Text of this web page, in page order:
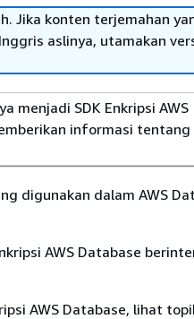
Jika konten terjemahan
aslinya, utamakan
menjadi SDK Enkripsi AWS
informasi tentang
digunakan dalam AWS
AWS Database
AWS Database, lihat